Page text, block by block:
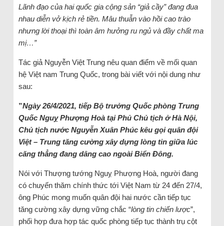
Lãnh đạo của hai quốc gia cộng sản “giả cầy” đang đua
nhau diễn vở kịch rẻ tiền. Mâu thuẫn vào hồi cao trào
nhưng lời thoại thì toàn âm hưởng ru ngủ và đầy chất ma
mị…”
Tác giả Nguyễn Việt Trung nêu quan điểm về mối quan
hệ Việt nam Trung Quốc, trong bài viết với nội dung như
sau:
”Ngày 26/4/2021, tiếp Bộ trưởng Quốc phòng Trung
Quốc Nguỵ Phượng Hoà tại Phủ Chủ tịch ở Hà Nội,
Chủ tịch nước Nguyễn Xuân Phúc kêu gọi quân đội
Việt – Trung tăng cường xây dựng lòng tin giữa lúc
căng thẳng đang dâng cao ngoài Biển Đông.
Nói với Thượng tướng Nguỵ Phượng Hoà, người đang
có chuyến thăm chính thức tới Việt Nam từ 24 đến 27/4,
ông Phúc mong muốn quân đội hai nước cần tiếp tục
tăng cường xây dựng vững chắc “lòng tin chiến lược”,
phối hợp đưa hợp tác quốc phòng tiếp tục thành trụ cột